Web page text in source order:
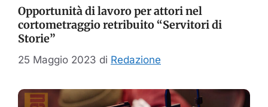
Opportunità di lavoro per attori nel
cortometraggio retribuito “Servitori di
Storie”
25 Maggio 2023 di Redazione